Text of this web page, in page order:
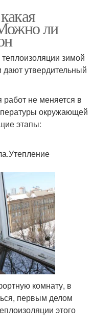
ли
зимой
утвердительный
не меняется в
окружающей
этапы:
комнату, в
первым делом
этого